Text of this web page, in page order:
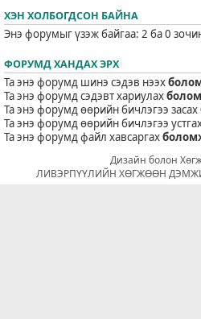
ХЭН ХОЛБОГДСОН БАЙНА
Энэ форумыг үзэж байгаа: 2 ба 0
ФОРУМД ХАНДАХ ЭРХ
Та энэ форумд шинэ сэдэв нээх
Та энэ форумд сэдэвт хариулах
Та энэ форумд өөрийн бичлэгээ засах
Та энэ форумд өөрийн бичлэгээ
Та энэ форумд файл хавсаргах
Дизайн болон
ЛИВЭРПҮҮЛИЙН ХӨГЖӨӨН